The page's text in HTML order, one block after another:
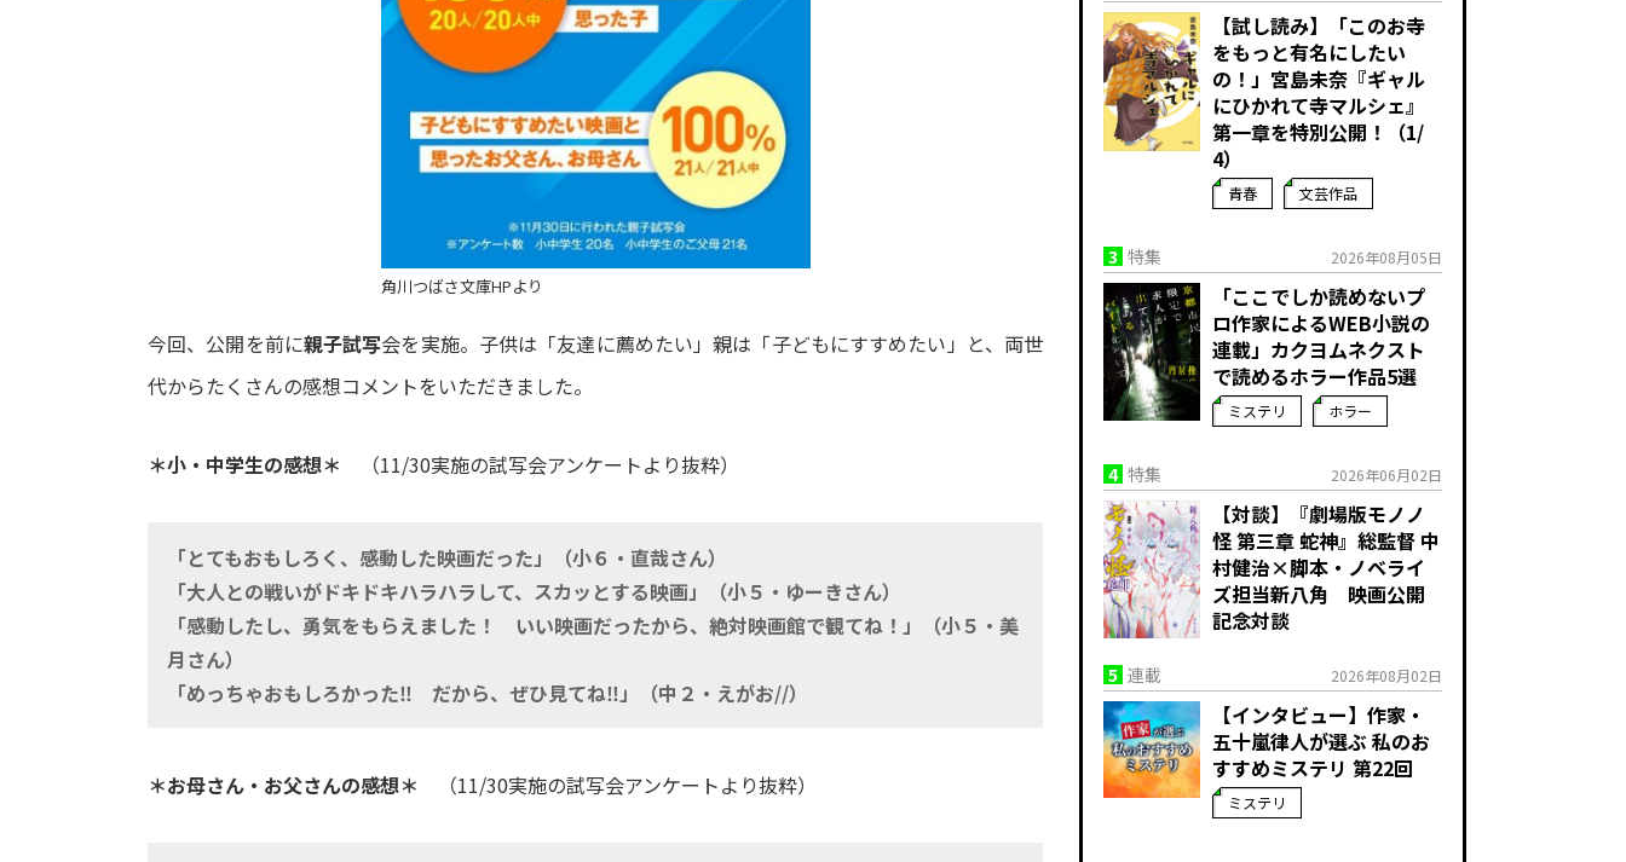
角川つばさ文庫HPより
今回、公開を前に親子試写会を実施。子供は「友達に薦めたい」親は「子どもにすすめたい」と、両世
代からたくさんの感想コメントをいただきました。
＊小・中学生の感想＊ （11/30実施の試写会アンケートより抜粋）
「とてもおもしろく、感動した映画だった」（小６・直哉さん）
「大人との戦いがドキドキハラハラして、スカッとする映画」（小５・ゆーきさん）
「感動したし、勇気をもらえました！ いい映画だったから、絶対映画館で観てね！」（小５・美
月さん）
「めっちゃおもしろかった‼ だから、ぜひ見てね‼」（中２・えがお//）
＊お母さん・お父さんの感想＊ （11/30実施の試写会アンケートより抜粋）
【試し読み】「このお寺
をもっと有名にしたい
の！」宮島未奈『ギャル
にひかれて寺マルシェ』
第一章を特別公開！（1/
4）
青春 文芸作品
3 特集 2026年08月05日
「ここでしか読めないプ
ロ作家によるWEB小説の
連載」――カクヨムネクスト
で読めるホラー作品5選
ミステリ ホラー
4 特集 2026年06月02日
【対談】『劇場版モノノ
怪 第三章 蛇神』総監督 中
村健治×脚本・ノベライ
ズ担当新八角 映画公開
記念対談
5 連載 2026年08月02日
【インタビュー】作家・
五十嵐律人が選ぶ 私のお
すすめミステリ 第22回
ミステリ